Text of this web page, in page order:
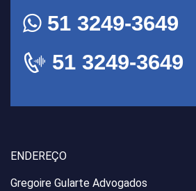
51 3249-3649
51 3249-3649
ENDEREÇO
Gregoire Gularte Advogados